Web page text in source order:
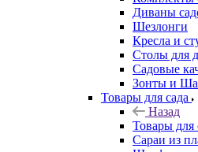
Диваны
Шезлонги
Кресла и
Столы для
Садовые
Зонты и
Товары для сада
Назад
Товары для
Сараи из